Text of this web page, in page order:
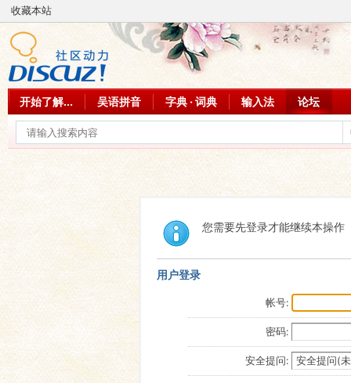
收藏本站
开始了解... 吴语拼音 字典 · 词典 输入法 论坛
您需要先登录才能继续本操作
用户登录
帐号:
密码:
安全提问: